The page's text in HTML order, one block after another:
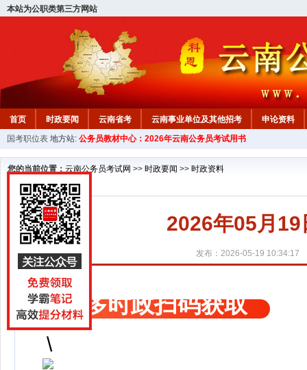
本站为公职类第三方网站
首页 时政要闻 云南省考 云南事业单位及其他招考
申论资料
国考职位表 地方站: 公务员教材中心：2026年云南公务员考试用书
您的当前位置： 云南公务员考试网 >> 时政要闻 >> 时政资料
2026年05月
发布：2026-05-19 10:34:17
更多时政扫码获取